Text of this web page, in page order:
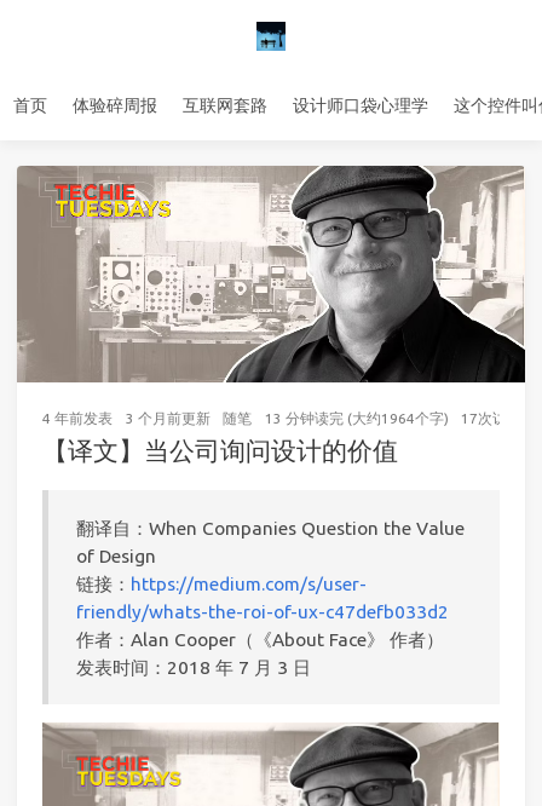
首页 体验碎周报 互联网套路 设计师口袋心理学 这个控件叫
4 年前发表 3 个月前更新 随笔 13 分钟读完 (大约1964个字) 17次访问
【译文】当公司询问设计的价值
翻译自：When Companies Question the Value
of Design
链接： https://medium.com/s/user-
friendly/whats-the-roi-of-ux-c47defb033d2
作者：Alan Cooper（《About Face》 作者）
发表时间：2018 年 7 月 3 日